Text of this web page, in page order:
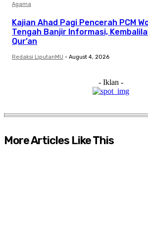
Agama
Kajian Ahad Pagi Pencerah PCM
Tengah Banjir Informasi,
Qur’an
Redaksi LiputanMU - August 4, 2026
- Iklan -
More Articles Like This